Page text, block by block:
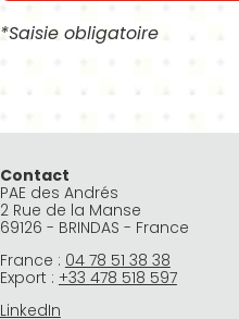
*Saisie obligatoire
Contact
PAE des Andrés
2 Rue de la Manse
69126 - BRINDAS - France
France : 04 78 51 38 38
Export : +33 478 518 597
LinkedIn